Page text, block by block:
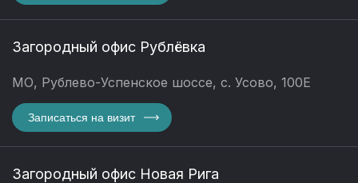
Загородный офис Рублёвка
МО, Рублево-Успенское шоссе, с. Усово, 100Е
Записаться на визит
Загородный офис Новая Рига